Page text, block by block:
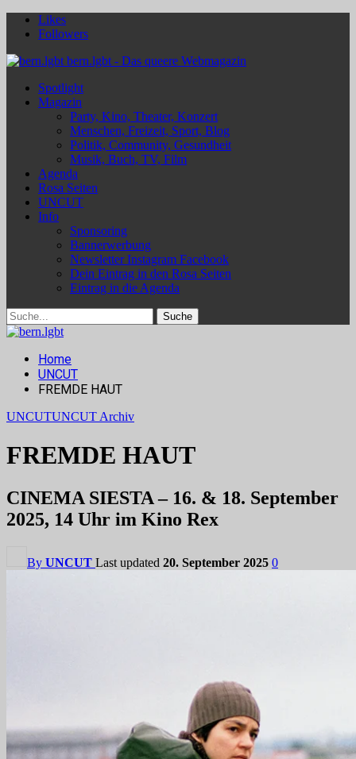
Likes
Followers
bern.lgbt - Das queere Webmagazin
Spotlight
Magazin
Party, Kino, Theater, Konzert
Menschen, Freizeit, Sport, Blog
Politik, Community, Gesundheit
Musik, Buch, TV, Film
Agenda
Rosa Seiten
UNCUT
Info
Sponsoring
Bannerwerbung
Newsletter Instagram Facebook
Dein Eintrag in den Rosa Seiten
Eintrag in die Agenda
Home
UNCUT
FREMDE HAUT
UNCUTUNCUT Archiv
FREMDE HAUT
CINEMA SIESTA – 16. & 18. September
2025, 14 Uhr im Kino Rex
By UNCUT Last updated 20. September 2025 0